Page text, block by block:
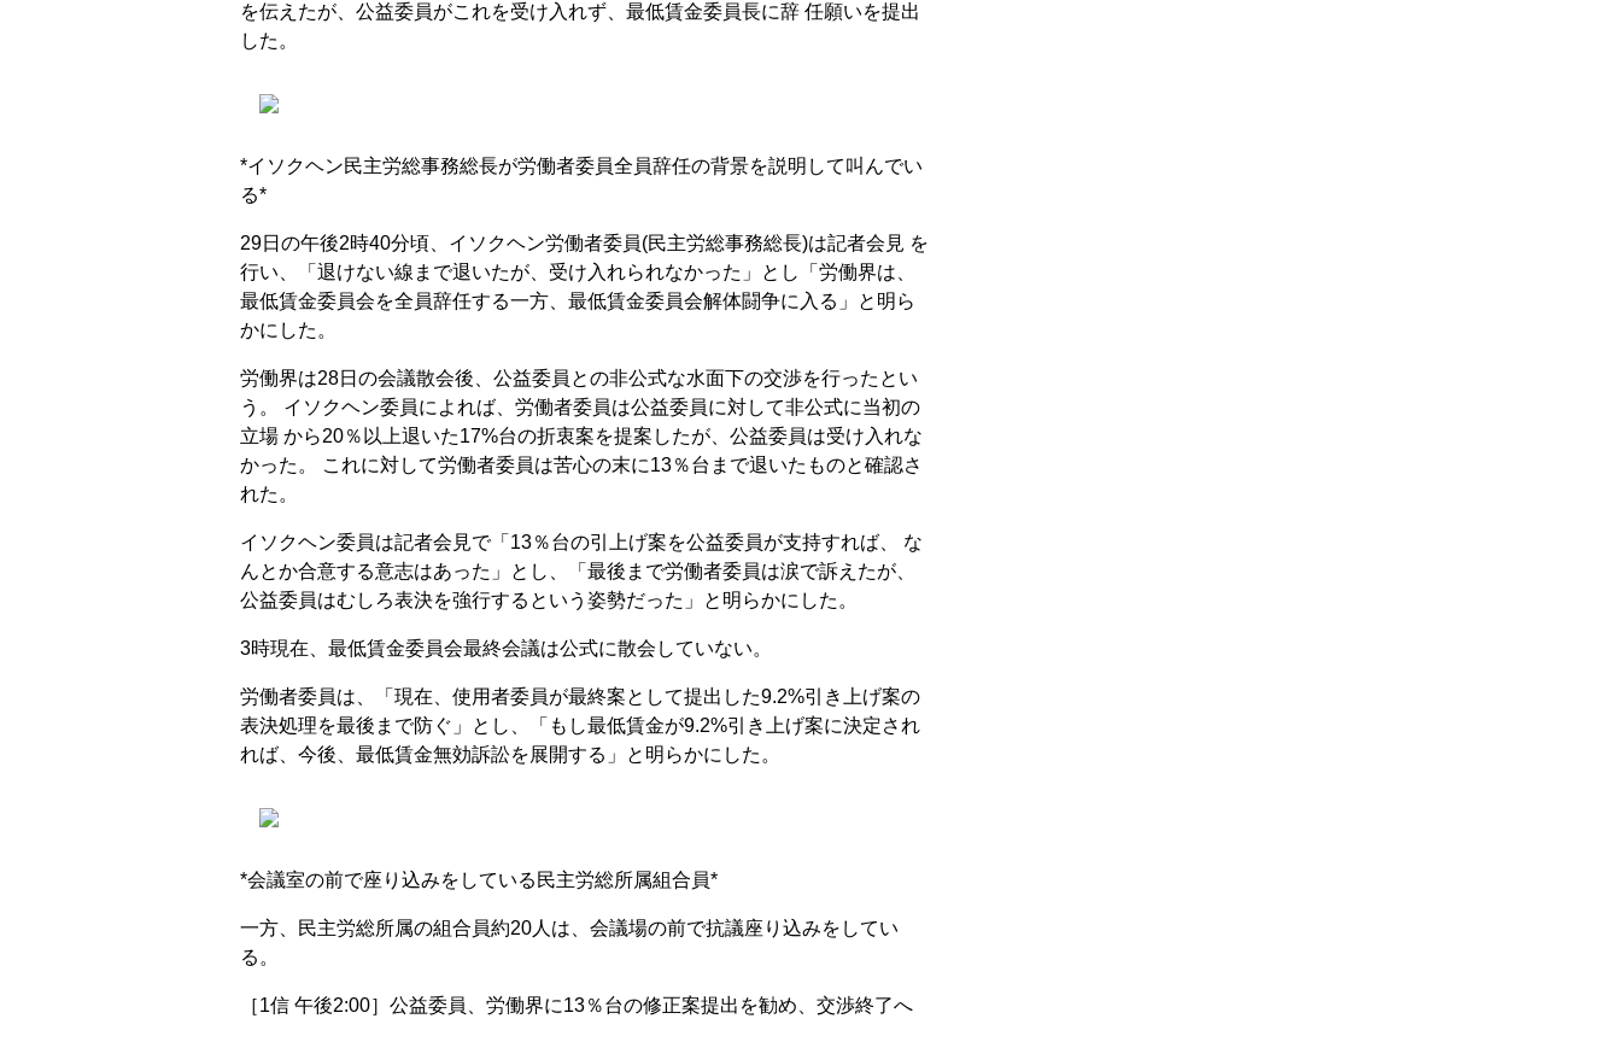
を伝えたが、公益委員がこれを受け入れず、最低賃金委員長に辞 任願いを提出
した。
*イソクヘン民主労総事務総長が労働者委員全員辞任の背景を説明して叫んでい
る*
29日の午後2時40分頃、イソクヘン労働者委員(民主労総事務総長)は記者会見 を
行い、「退けない線まで退いたが、受け入れられなかった」とし「労働界は、
最低賃金委員会を全員辞任する一方、最低賃金委員会解体闘争に入る」と明ら
かにした。
労働界は28日の会議散会後、公益委員との非公式な水面下の交渉を行ったとい
う。 イソクヘン委員によれば、労働者委員は公益委員に対して非公式に当初の
立場 から20％以上退いた17%台の折衷案を提案したが、公益委員は受け入れな
かった。 これに対して労働者委員は苦心の末に13％台まで退いたものと確認さ
れた。
イソクヘン委員は記者会見で「13％台の引上げ案を公益委員が支持すれば、 な
んとか合意する意志はあった」とし、「最後まで労働者委員は涙で訴えたが、
公益委員はむしろ表決を強行するという姿勢だった」と明らかにした。
3時現在、最低賃金委員会最終会議は公式に散会していない。
労働者委員は、「現在、使用者委員が最終案として提出した9.2%引き上げ案の
表決処理を最後まで防ぐ」とし、「もし最低賃金が9.2%引き上げ案に決定され
れば、今後、最低賃金無効訴訟を展開する」と明らかにした。
*会議室の前で座り込みをしている民主労総所属組合員*
一方、民主労総所属の組合員約20人は、会議場の前で抗議座り込みをしてい
る。
［1信 午後2:00］公益委員、労働界に13％台の修正案提出を勧め、交渉終了へ